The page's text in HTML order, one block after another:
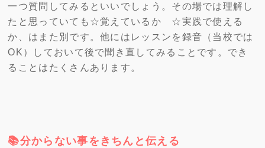
一つ質問してみるといいでしょう。その場では理解し
たと思っていても☆覚えているか ☆実践で使える
か、はまた別です。他にはレッスンを録音（当校では
OK）しておいて後で聞き直してみることです。でき
ることはたくさんあります。
📚分からない事をきちんと伝える